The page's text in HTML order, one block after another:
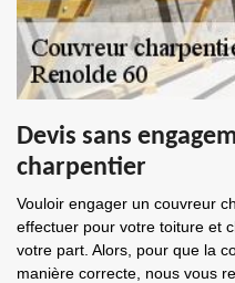
Devis sans
charpentier
Vouloir engager un couvreur
effectuer pour votre toiture et
votre part. Alors, pour que la
manière correcte, nous vous